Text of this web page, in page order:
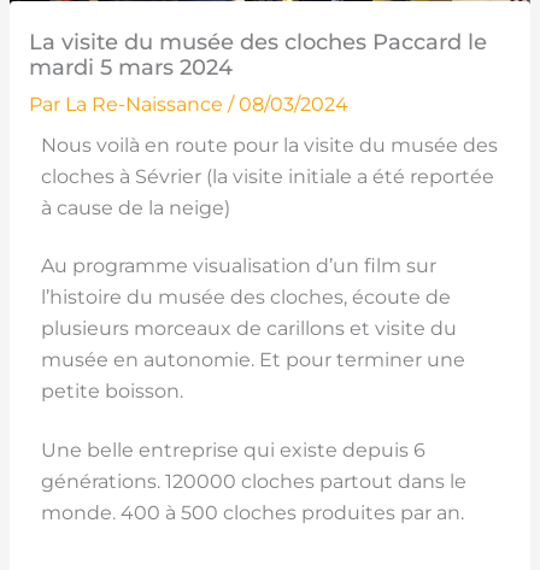
La visite du musée des cloches Paccard le
mardi 5 mars 2024
Par La Re-Naissance /08/03/2024
Nous voilà en route pour la visite du musée des
cloches à Sévrier (la visite initiale a été reportée
à cause de la neige)
Au programme visualisation d’un film sur
l’histoire du musée des cloches, écoute de
plusieurs morceaux de carillons et visite du
musée en autonomie. Et pour terminer une
petite boisson.
Une belle entreprise qui existe depuis 6
générations. 120000 cloches partout dans le
monde. 400 à 500 cloches produites par an.